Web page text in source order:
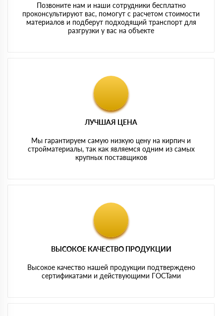
Позвоните нам и наши сотрудники бесплатно
проконсультируют вас, помогут с расчетом стоимости
материалов и подберут подходящий транспорт для
разгрузки у вас на объекте
ЛУЧШАЯ ЦЕНА
Мы гарантируем самую низкую цену на кирпич и
стройматериалы, так как являемся одним из самых
крупных поставщиков
ВЫСОКОЕ КАЧЕСТВО ПРОДУКЦИИ
Высокое качество нашей продукции подтверждено
сертификатами и действующими ГОСТами